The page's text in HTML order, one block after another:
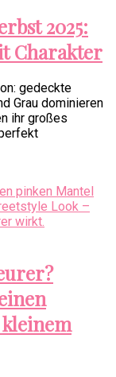
2025:
Charakter
gedeckte
Grau dominieren
ihr großes